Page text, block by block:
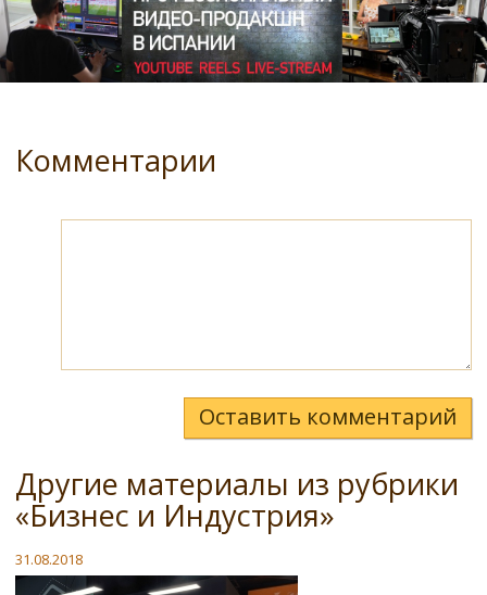
Комментарии
Оставить комментарий
Другие материалы из рубрики
«Бизнес и Индустрия»
31.08.2018